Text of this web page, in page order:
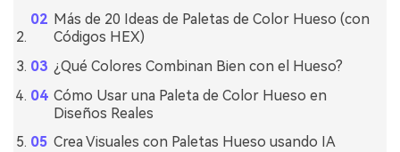
Más de 20 Ideas de Paletas de Color Hueso (con
Códigos HEX)
¿Qué Colores Combinan Bien con el Hueso?
Cómo Usar una Paleta de Color Hueso en
Diseños Reales
Crea Visuales con Paletas Hueso usando IA